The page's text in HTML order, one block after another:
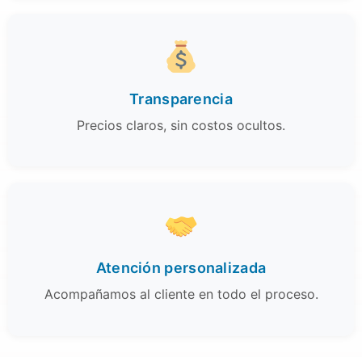
Transparencia
Precios claros, sin costos ocultos.
Atención personalizada
Acompañamos al cliente en todo el proceso.